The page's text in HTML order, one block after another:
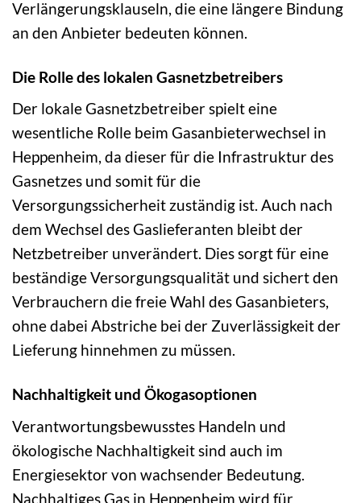
Verlängerungsklauseln, die eine längere Bindung
an den Anbieter bedeuten können.
Die Rolle des lokalen Gasnetzbetreibers
Der lokale Gasnetzbetreiber spielt eine
wesentliche Rolle beim Gasanbieterwechsel in
Heppenheim, da dieser für die Infrastruktur des
Gasnetzes und somit für die
Versorgungssicherheit zuständig ist. Auch nach
dem Wechsel des Gaslieferanten bleibt der
Netzbetreiber unverändert. Dies sorgt für eine
beständige Versorgungsqualität und sichert den
Verbrauchern die freie Wahl des Gasanbieters,
ohne dabei Abstriche bei der Zuverlässigkeit der
Lieferung hinnehmen zu müssen.
Nachhaltigkeit und Ökogasoptionen
Verantwortungsbewusstes Handeln und
ökologische Nachhaltigkeit sind auch im
Energiesektor von wachsender Bedeutung.
Nachhaltiges Gas in Heppenheim wird für